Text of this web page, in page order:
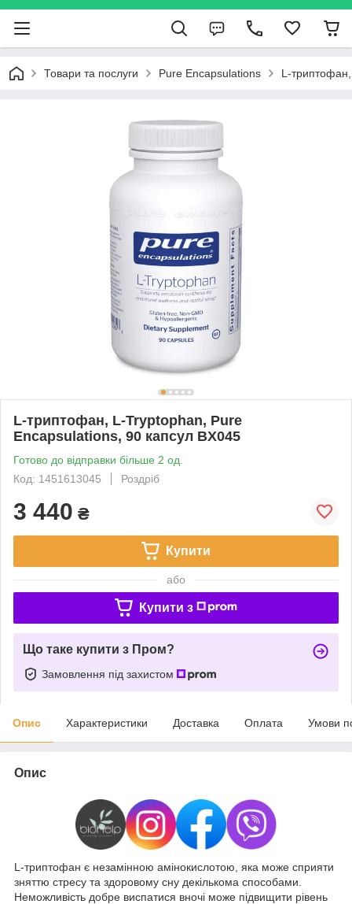
Товари та послуги Pure Encapsulations L-
L-триптофан, L-Tryptophan, Pure
Encapsulations, 90 капсул BX045
Готово до відправки більше 2 од.
Код: 1451613045
Роздріб
3 440 ₴
Купити
або
Купити з
Що таке купити з Пром?
Замовлення під захистом
Опис Характеристики Доставка Оплата Умови
Опис
L-триптофан є незамінною амінокислотою, яка може сприяти
зняттю стресу та здоровому сну декількома способами.
Неможливість добре виспатися вночі може підвищити рівень